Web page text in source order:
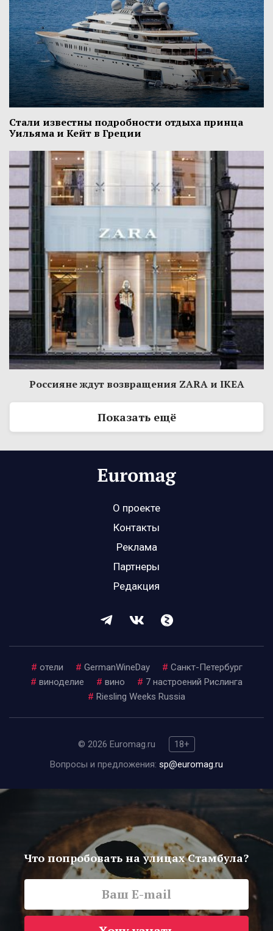
Стали известны подробности отдыха принца
Уильяма и Кейт в Греции
Россияне ждут возвращения ZARA и IKEA
Показать ещё
О проекте
Контакты
Реклама
Партнеры
Редакция
# отели # GermanWineDay # Санкт-Петербург
# виноделие # вино # 7 настроений Рислинга
# Riesling Weeks Russia
© 2026 Euromag.ru
18+
Вопросы и предложения: sp@euromag.ru
Что попробовать на улицах Стамбула?